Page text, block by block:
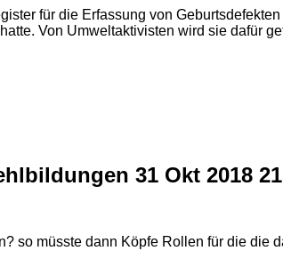
für die Erfassung von
Von Umweltaktivisten wird sie dafür
31 Okt 2018
so müsste dann Köpfe Rollen für die die